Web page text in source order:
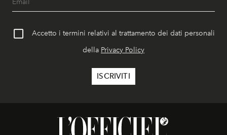
Accetto i termini relativi al trattamento dei dati personali
della Privacy Policy